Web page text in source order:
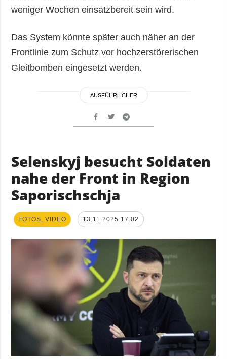
weniger Wochen einsatzbereit sein wird.
Das System könnte später auch näher an der
Frontlinie zum Schutz vor hochzerstörerischen
Gleitbomben eingesetzt werden.
AUSFÜHRLICHER
Selenskyj besucht Soldaten
nahe der Front in Region
Saporischschja
FOTOS, VIDEO 13.11.2025 17:02